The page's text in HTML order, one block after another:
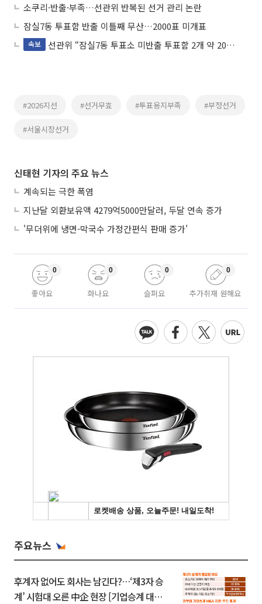
소쿠리·반출·부족…선관위 반복된 선거 관리 논란
잠실7동 투표함 반출 이틀째 무산…2000표 미개표
속보 선관위 “잠실7동 투표소 미반출 투표함 2개 약 2000표 추산”
#2026지선 #선거무효 #투표용지부족 #부정선거
#서울시장선거
신태현 기자의 주요 뉴스
계속되는 극한 폭염
지난달 외환보유액 4279억5000만달러, 두달 연속 증가
'무더위에 냉면-막국수 가정간편식 판매 증가'
좋아요
0
화나요
0
슬퍼요
0
추가취재 원해요
0
주요뉴스
후계자 없어도 회사는 남긴다?…‘제3자 승
계’ 시험대 오른 中企 현장 [기업승계 대전